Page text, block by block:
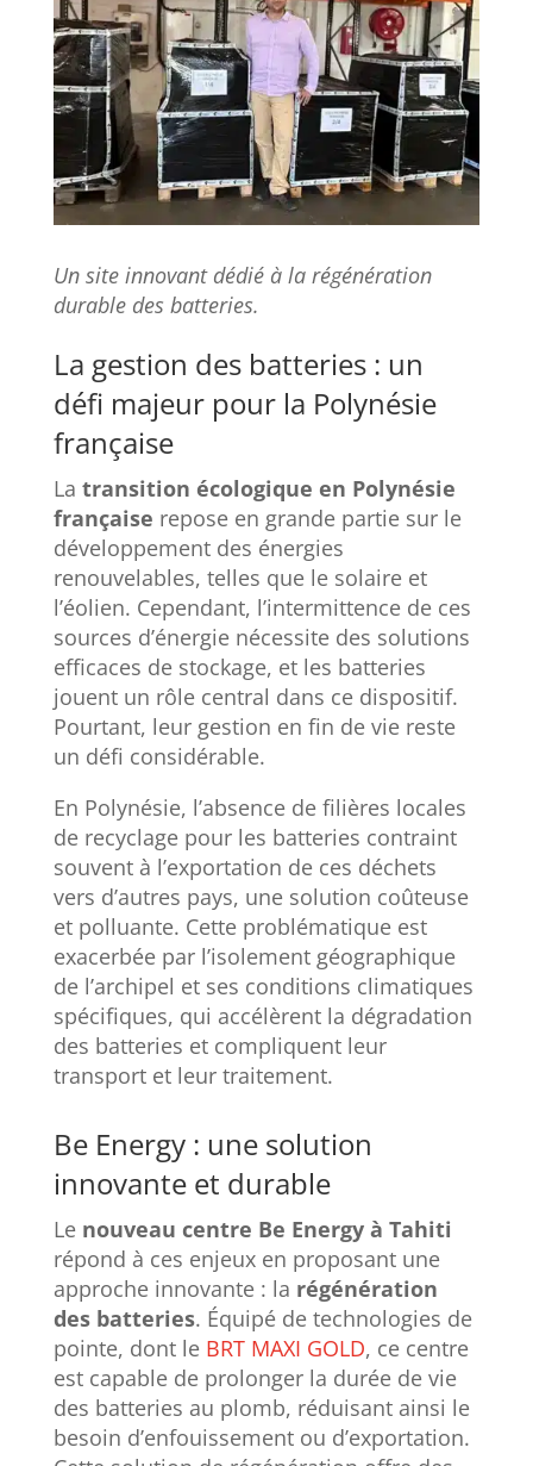
Un site innovant dédié à la régénération
durable des batteries.
La gestion des batteries : un
défi majeur pour la Polynésie
française
La transition écologique en Polynésie
française repose en grande partie sur le
développement des énergies
renouvelables, telles que le solaire et
l’éolien. Cependant, l’intermittence de ces
sources d’énergie nécessite des solutions
efficaces de stockage, et les batteries
jouent un rôle central dans ce dispositif.
Pourtant, leur gestion en fin de vie reste
un défi considérable.
En Polynésie, l’absence de filières locales
de recyclage pour les batteries contraint
souvent à l’exportation de ces déchets
vers d’autres pays, une solution coûteuse
et polluante. Cette problématique est
exacerbée par l’isolement géographique
de l’archipel et ses conditions climatiques
spécifiques, qui accélèrent la dégradation
des batteries et compliquent leur
transport et leur traitement.
Be Energy : une solution
innovante et durable
Le nouveau centre Be Energy à Tahiti
répond à ces enjeux en proposant une
approche innovante : la régénération
des batteries. Équipé de technologies de
pointe, dont le BRT MAXI GOLD, ce centre
est capable de prolonger la durée de vie
des batteries au plomb, réduisant ainsi le
besoin d’enfouissement ou d’exportation.